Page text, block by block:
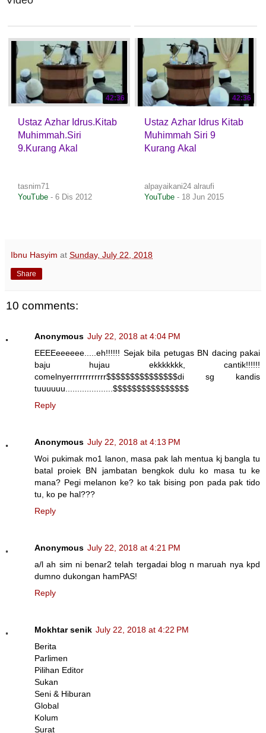
42:36
Ustaz Azhar Idrus.Kitab
Muhimmah.Siri
9.Kurang Akal
tasnim71
YouTube - 6 Dis 2012
42:36
Ustaz Azhar Idrus Kitab
Muhimmah Siri 9
Kurang Akal
alpayaikani24 alraufi
YouTube - 18 Jun 2015
Ibnu Hasyim at Sunday, July 22, 2018
Share
10 comments:
Anonymous July 22, 2018 at 4:04 PM
EEEEeeeeee.....eh!!!!!! Sejak bila petugas BN dacing pakai
baju hujau ekkkkkkk, cantik!!!!!!
comelnyerrrrrrrrrrrr$$$$$$$$$$$$$$$di sg kandis
tuuuuuu....................$$$$$$$$$$$$$$$$
Reply
Anonymous July 22, 2018 at 4:13 PM
Woi pukimak mo1 lanon, masa pak lah mentua kj bangla tu
batal proiek BN jambatan bengkok dulu ko masa tu ke
mana? Pegi melanon ke? ko tak bising pon pada pak tido
tu, ko pe hal???
Reply
Anonymous July 22, 2018 at 4:21 PM
a/l ah sim ni benar2 telah tergadai blog n maruah nya kpd
dumno dukongan hamPAS!
Reply
Mokhtar senik July 22, 2018 at 4:22 PM
Berita
Parlimen
Pilihan Editor
Sukan
Seni & Hiburan
Global
Kolum
Surat